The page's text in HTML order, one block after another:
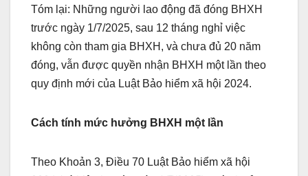
Tóm lại: Những người lao động đã đóng BHXH
trước ngày 1/7/2025, sau 12 tháng nghỉ việc
không còn tham gia BHXH, và chưa đủ 20 năm
đóng, vẫn được quyền nhận BHXH một lần theo
quy định mới của Luật Bảo hiểm xã hội 2024.
Cách tính mức hưởng BHXH một lần
Theo Khoản 3, Điều 70 Luật Bảo hiểm xã hội